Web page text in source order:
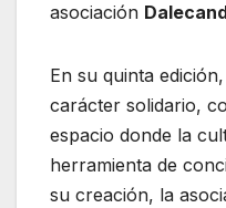
asociación
En su quinta
carácter solidario,
espacio donde la
herramienta de
su creación, la